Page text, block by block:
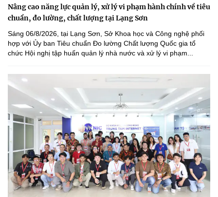
Nâng cao năng lực quản lý, xử lý vi phạm hành chính về tiêu
chuẩn, đo lường, chất lượng tại Lạng Sơn
Sáng 06/8/2026, tại Lạng Sơn, Sở Khoa học và Công nghệ phối
hợp với Ủy ban Tiêu chuẩn Đo lường Chất lượng Quốc gia tổ
chức Hội nghị tập huấn quản lý nhà nước và xử lý vi phạm...